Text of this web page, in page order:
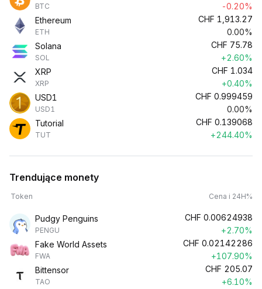
BTC
-0.20%
Ethereum
ETH
CHF 1,913.27
0.00%
Solana
SOL
CHF 75.78
+2.60%
XRP
XRP
CHF 1.034
+0.40%
USD1
USD1
CHF 0.999459
0.00%
Tutorial
TUT
CHF 0.139068
+244.40%
Trendujące monety
Token Cena i 24H%
Pudgy Penguins
PENGU
CHF 0.00624938
+2.70%
Fake World Assets
FWA
CHF 0.02142286
+107.90%
Bittensor
TAO
CHF 205.07
+6.10%